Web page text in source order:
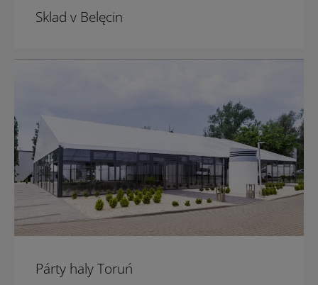
Sklad v Belęcin
Párty haly Toruń